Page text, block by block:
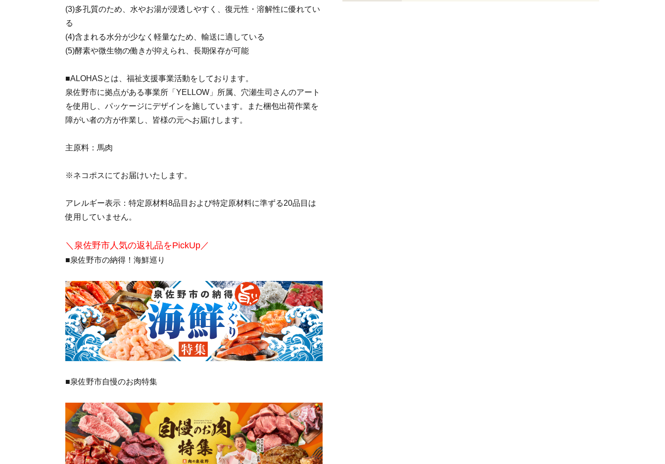
(3)多孔質のため、水やお湯が浸透しやすく、復元性・溶解性に優れてい
る
(4)含まれる水分が少なく軽量なため、輸送に適している
(5)酵素や微生物の働きが抑えられ、長期保存が可能
■ALOHASとは、福祉支援事業活動をしております。
泉佐野市に拠点がある事業所「YELLOW」所属、穴瀬生司さんのアート
を使用し、パッケージにデザインを施しています。また梱包出荷作業を
障がい者の方が作業し、皆様の元へお届けします。
主原料：馬肉
※ネコポスにてお届けいたします。
アレルギー表示：特定原材料8品目および特定原材料に準ずる20品目は
使用していません。
＼泉佐野市人気の返礼品をPickUp／
■泉佐野市の納得！海鮮巡り
■泉佐野市自慢のお肉特集